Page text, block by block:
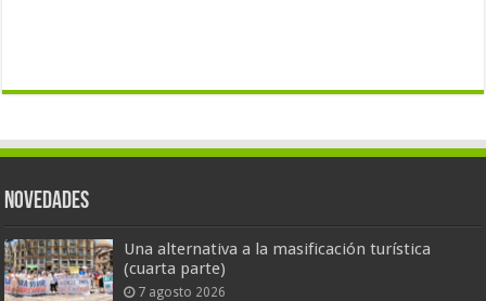
Novedades
Una alternativa a la masificación turística
(cuarta parte)
7 agosto 2026